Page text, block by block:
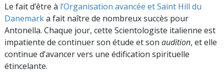
Le fait d’être à l’Organisation avancée et Saint Hill du
Danemarka fait naître de nombreux succès pour
Antonella. Chaque jour, cette Scientologiste italienne est
impatiente de continuer son étude et son audition, et elle
continue d’avancer vers une édification spirituelle
étincelante.